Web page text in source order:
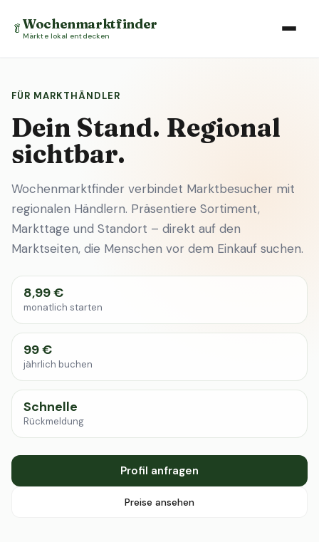
🥬Wochenmarktfinder
Märkte lokal entdecken
FÜR MARKTHÄNDLER
Dein Stand. Regional
sichtbar.
Wochenmarktfinder verbindet Marktbesucher mit
regionalen Händlern. Präsentiere Sortiment,
Markttage und Standort – direkt auf den
Marktseiten, die Menschen vor dem Einkauf suchen.
8,99 €
monatlich starten
99 €
jährlich buchen
Schnelle
Rückmeldung
Profil anfragen
Preise ansehen